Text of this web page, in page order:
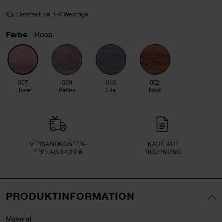
Lieferzeit: ca. 1-3 Werktage
Farbe Rosa
007
Rosa
009
Patina
010
Lila
002
Rost
VERSAND­KOSTEN­
FREI AB 34,99 €
KAUF AUF
RECHNUNG
PRODUKTINFORMATION
Material